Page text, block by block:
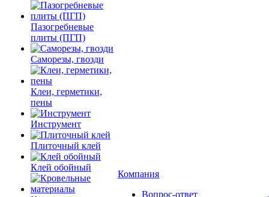
Пазогребневые
плиты (ПГП)
Саморезы, гвозди
Клеи, герметики,
пены
Инструмент
Плиточный клей
Клей обойный
Компания
Вопрос-ответ